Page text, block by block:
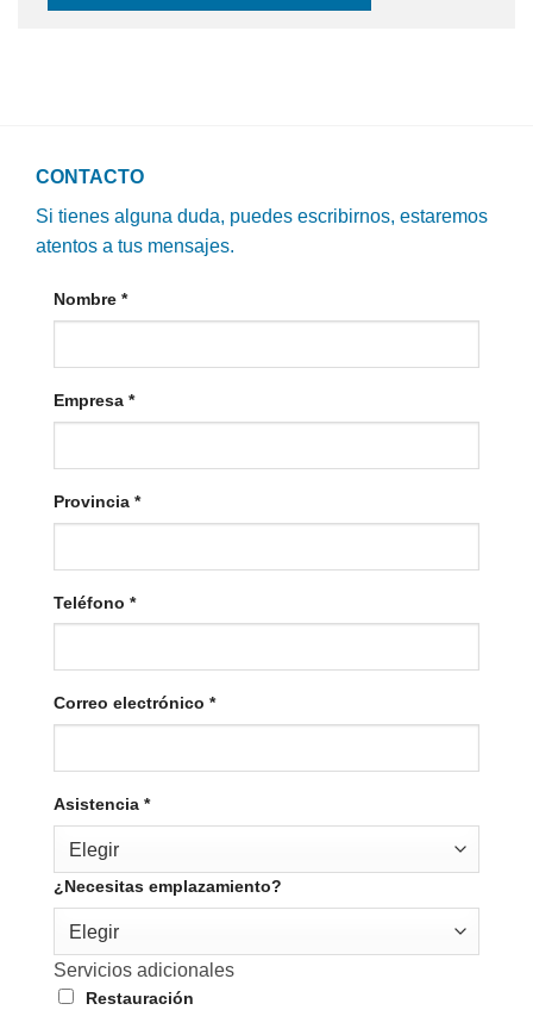
CONTACTO
Si tienes alguna duda, puedes escribirnos, estaremos
atentos a tus mensajes.
Nombre *
Empresa *
Provincia *
Teléfono *
Correo electrónico *
Asistencia *
Elegir
¿Necesitas emplazamiento?
Elegir
Servicios adicionales
Restauración